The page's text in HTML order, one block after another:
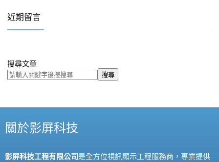
近期留言
搜尋文章
搜尋
關於影屏科技
影屏科技工程有限公司 是全方位視訊顯示工程服務商，專業提供